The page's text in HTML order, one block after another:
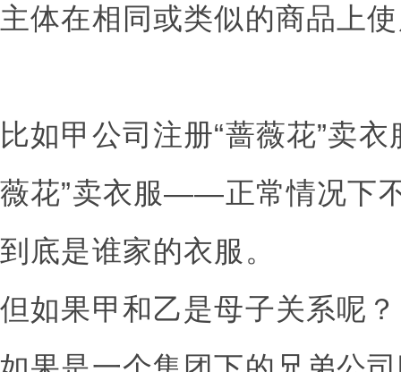
主体在相同或类似的商品上
比如甲公司注册“蔷薇花”卖
薇花”卖衣服——正常情况下
到底是谁家的衣服。
但如果甲和乙是母子关系呢？